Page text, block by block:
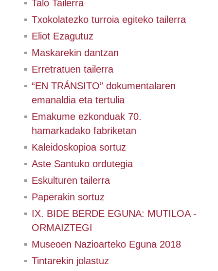
Talo Tailerra
Txokolatezko turroia egiteko tailerra
Eliot Ezagutuz
Maskarekin dantzan
Erretratuen tailerra
“EN TRÁNSITO” dokumentalaren
emanaldia eta tertulia
Emakume ezkonduak 70.
hamarkadako fabriketan
Kaleidoskopioa sortuz
Aste Santuko ordutegia
Eskulturen tailerra
Paperakin sortuz
IX. BIDE BERDE EGUNA: MUTILOA -
ORMAIZTEGI
Museoen Nazioarteko Eguna 2018
Tintarekin jolastuz